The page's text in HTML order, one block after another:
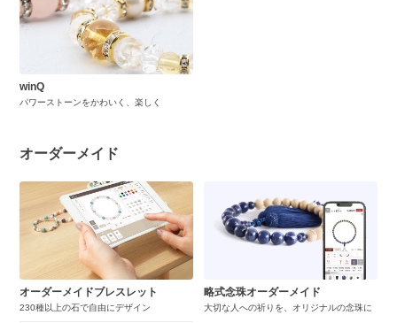
winQ
パワーストーンをかわいく、楽しく
オーダーメイド
オーダーメイドブレスレット
230種以上の石で自由にデザイン
略式念珠オーダーメイド
大切な人への祈りを、オリジナルの念珠に